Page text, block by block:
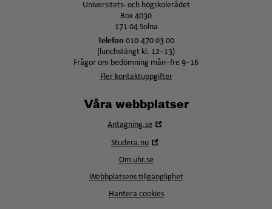
Universitets- och högskolerådet
Box 4030
171 04 Solna
Telefon 010-470 03 00
(lunchstängt kl. 12–13)
Frågor om bedömning mån–fre 9–16
Fler kontaktuppgifter
Våra webbplatser
Antagning.se
Studera.nu
fönster
Om uhr.se
Webbplatsens tillgänglighet
Hantera cookies